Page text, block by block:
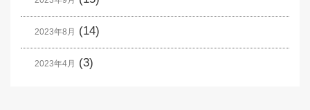
2023年8月 (14)
2023年4月 (3)